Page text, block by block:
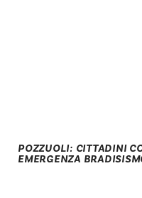
POZZUOLI: CITTADINI
EMERGENZA